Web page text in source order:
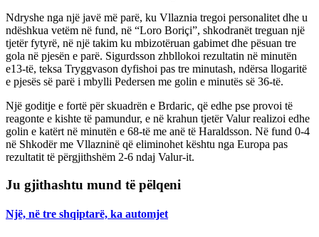
Ndryshe nga një javë më parë, ku Vllaznia tregoi personalitet dhe u
ndëshkua vetëm në fund, në “Loro Boriçi”, shkodranët treguan një
tjetër fytyrë, në një takim ku mbizotëruan gabimet dhe pësuan tre
gola në pjesën e parë. Sigurdsson zhbllokoi rezultatin në minutën
e13-të, teksa Tryggvason dyfishoi pas tre minutash, ndërsa llogaritë
e pjesës së parë i mbylli Pedersen me golin e minutës së 36-të.
Një goditje e fortë për skuadrën e Brdaric, që edhe pse provoi të
reagonte e kishte të pamundur, e në krahun tjetër Valur realizoi edhe
golin e katërt në minutën e 68-të me anë të Haraldsson. Në fund 0-4
në Shkodër me Vllazninë që eliminohet kështu nga Europa pas
rezultatit të përgjithshëm 2-6 ndaj Valur-it.
Ju gjithashtu mund të pëlqeni
Një, në tre shqiptarë, ka automjet